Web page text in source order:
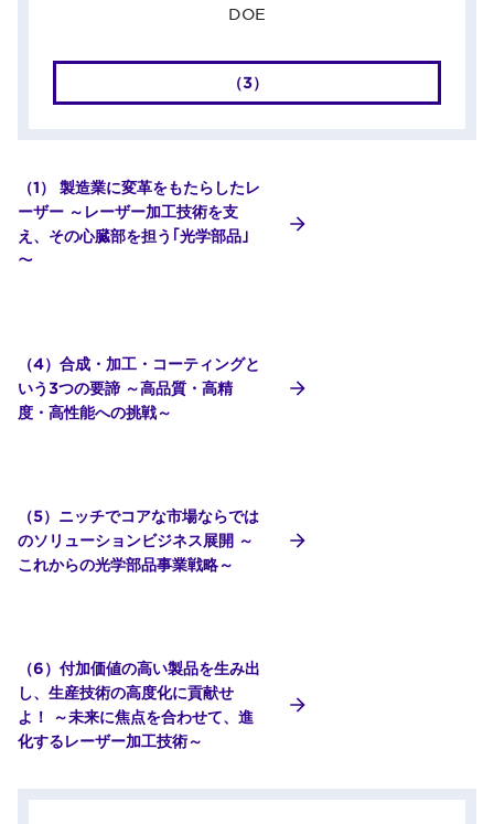
DOE
（3）
（1） 製造業に変革をもたらしたレ
ーザー ～レーザー加工技術を支
え、その心臓部を担う｢光学部品｣
～
（4）合成・加工・コーティングと
いう3つの要諦 ～高品質・高精
度・高性能への挑戦～
（5）ニッチでコアな市場ならでは
のソリューションビジネス展開 ～
これからの光学部品事業戦略～
（6）付加価値の高い製品を生み出
し、生産技術の高度化に貢献せ
よ！ ～未来に焦点を合わせて、進
化するレーザー加工技術～